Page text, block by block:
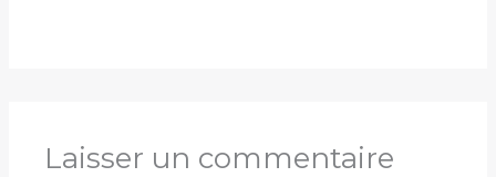
Laisser un commentaire